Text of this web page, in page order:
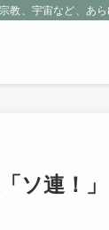
、宇宙など、あ
ソ連！